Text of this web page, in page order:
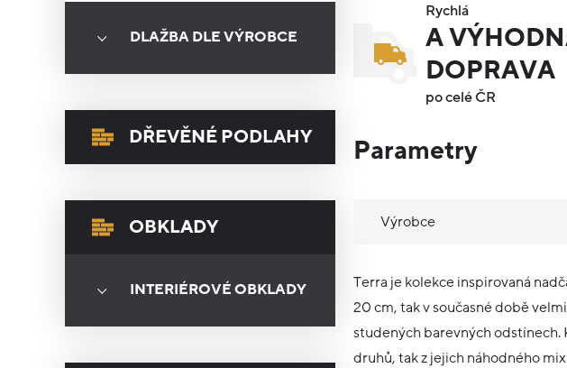
DLAŽBA DLE VÝROBCE
DŘEVĚNÉ PODLAHY
OBKLADY
INTERIÉROVÉ OBKLADY
Rychlá
A
DOPRAVA
po celé ČR
Parametry
Výrobce
Terra je kolekce inspirovaná
20 cm, tak v současné době
studených barevných odstínech.
druhů, tak z jejich náhodného